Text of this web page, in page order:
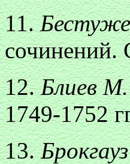
11.
сочинений.
12.Блиев
1749-1752
13.